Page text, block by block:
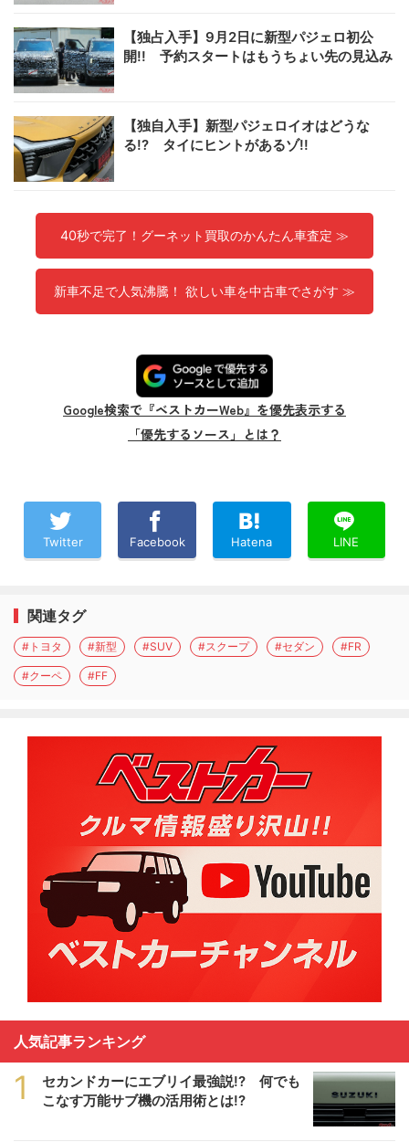
【独占入手】9月2日に新型パジェロ初公
開!! 予約スタートはもうちょい先の見込み
【独自入手】新型パジェロイオはどうな
る!? タイにヒントがあるゾ!!
40秒で完了！グーネット買取のかんたん車査定 ≫
新車不足で人気沸騰！ 欲しい車を中古車でさがす ≫
Google検索で『ベストカーWeb』を優先表示する
「優先するソース」とは？
Twitter Facebook Hatena LINE
関連タグ
#トヨタ #新型 #SUV #スクープ #セダン #FR
#クーペ #FF
人気記事ランキング
1
セカンドカーにエブリイ最強説!? 何でも
こなす万能サブ機の活用術とは!?